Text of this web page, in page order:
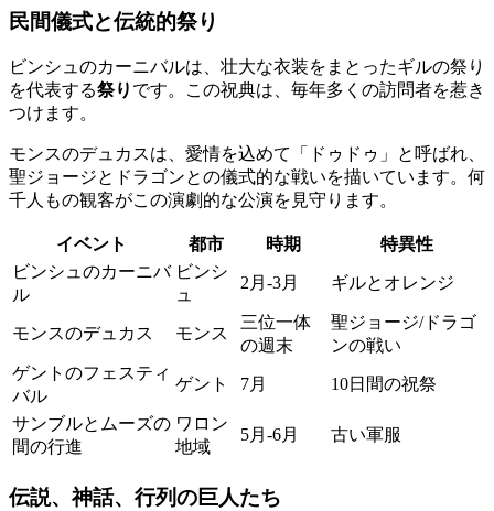
民間儀式と伝統的祭り
ビンシュのカーニバルは、壮大な衣装をまとったギルの祭り
を代表する祭り です。この祝典は、毎年多くの訪問者を惹き
つけます。
モンスのデュカスは、愛情を込めて「ドゥドゥ」と呼ばれ、
聖ジョージとドラゴンとの儀式的な戦いを描いています。何
千人もの観客がこの演劇的な公演を見守ります。
イベント 都市 時期
特異性
ビンシュのカーニバ
ル
ビンシ
ュ
2月-3月 ギルとオレンジ
モンスのデュカス モンス
三位一体
の週末
聖ジョージ/ドラゴ
ンの戦い
ゲントのフェスティ
バル
ゲント 7月 10日間の祝祭
サンブルとムーズの
間の行進
ワロン
地域
5月-6月 古い軍服
伝説、神話、行列の巨人たち